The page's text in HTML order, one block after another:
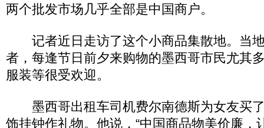
两个批发市场几乎全部是中国商户。
记者近日走访了这个小商品集散地。当
者，每逢节日前夕来购物的墨西哥市民尤其
服装等很受欢迎。
墨西哥出租车司机费尔南德斯为女友买
饰挂钟作礼物。他说，“中国商品物美价廉，